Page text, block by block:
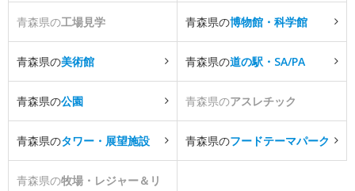
青森県の工場見学 青森県の博物館・科学館
青森県の美術館 青森県の道の駅・SA/PA
青森県の公園 青森県のアスレチック
青森県のタワー・展望施設 青森県のフードテーマパーク
青森県の牧場・レジャー＆リ